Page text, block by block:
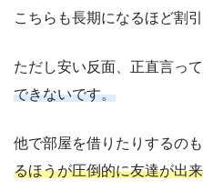
こちらも長期になるほど割
ただし安い反面、正直言って
できないです。
他で部屋を借りたりするのも
るほうが圧倒的に友達が出